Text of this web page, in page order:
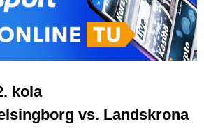
kola
vs. Landskrona